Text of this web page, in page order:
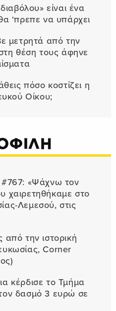
είναι ένα
‘πρεπε να υπάρχει
μετρητά από την
θέση τους άφηνε
πόσο κοστίζει η
Οίκου;
#767: «Ψάχνω τον
χαιρετηθήκαμε στο
Λεμεσού, στις
από την ιστορική
Corner
κέρδισε το Τμήμα
δασμό 3 ευρώ σε